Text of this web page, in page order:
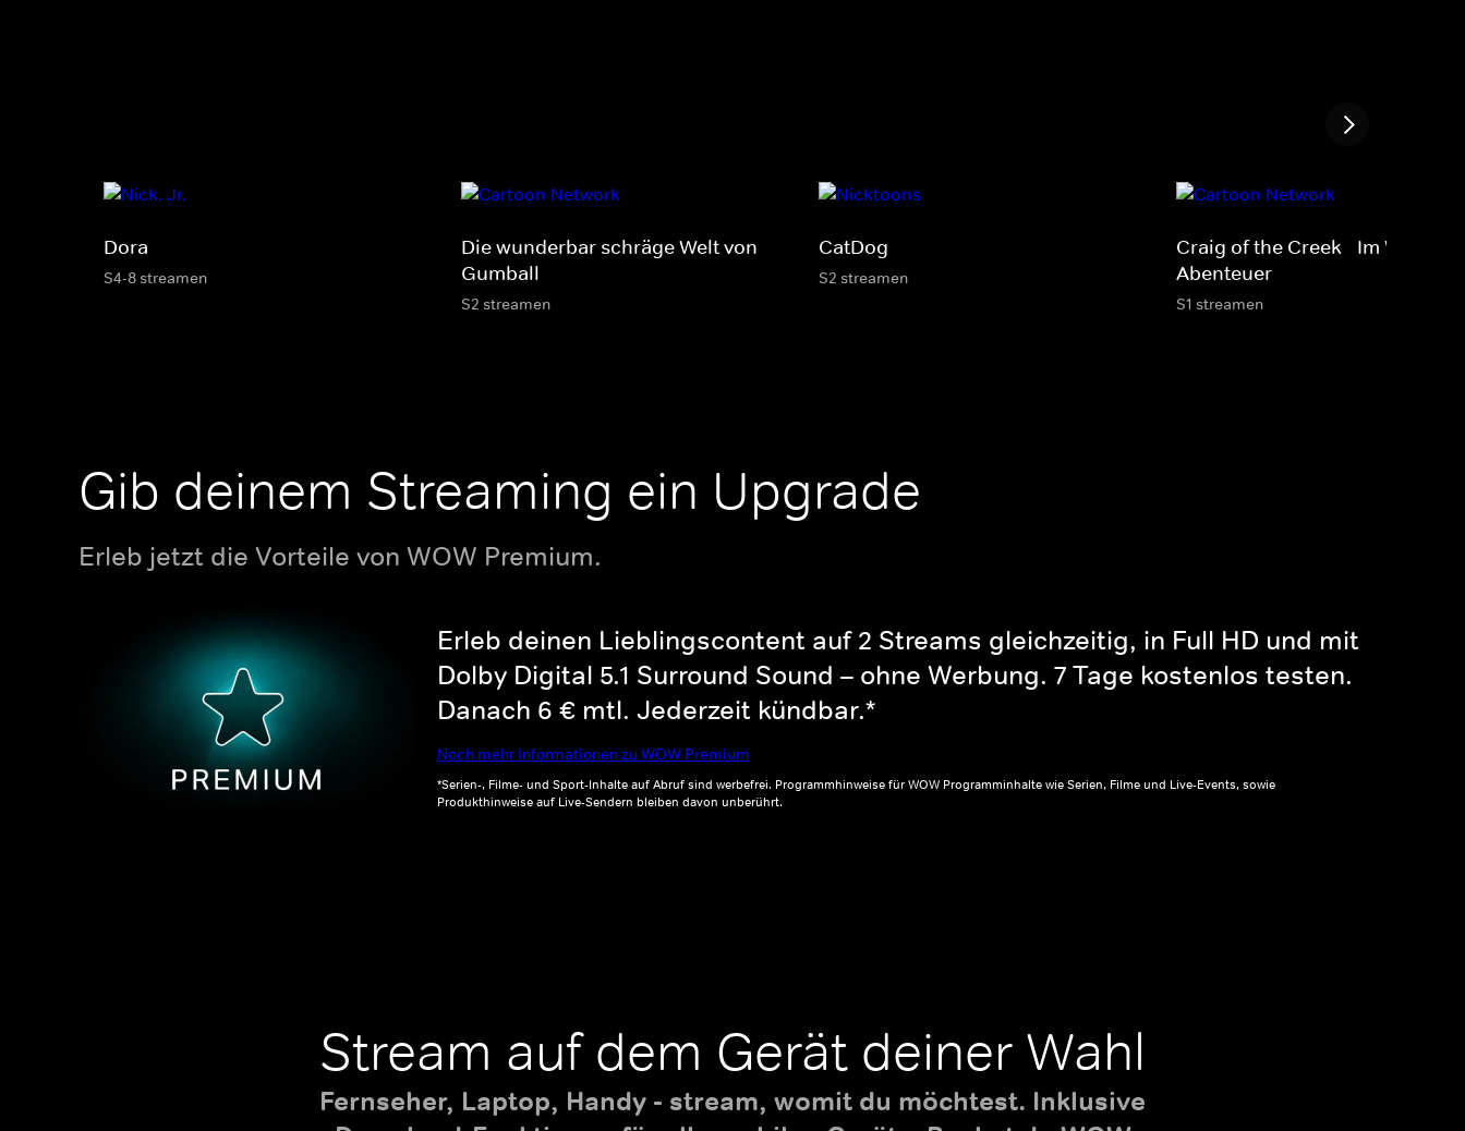
Dora
S4-8 streamen
Die wunderbar schräge Welt von
Gumball
S2 streamen
CatDog
S2 streamen
Craig of the Creek - Im Wald der
Abenteuer
S1 streamen
Gib deinem Streaming ein Upgrade
Erleb jetzt die Vorteile von WOW Premium.
Erleb deinen Lieblingscontent auf 2 Streams gleichzeitig, in Full HD und mit
Dolby Digital 5.1 Surround Sound – ohne Werbung. 7 Tage kostenlos testen.
Danach 6 € mtl. Jederzeit kündbar.*
Noch mehr Informationen zu WOW Premium
*Serien-, Filme- und Sport-Inhalte auf Abruf sind werbefrei. Programmhinweise für WOW Programminhalte wie Serien, Filme und Live-Events, sowie
Produkthinweise auf Live-Sendern bleiben davon unberührt.
Stream auf dem Gerät deiner Wahl
Fernseher, Laptop, Handy - stream, womit du möchtest. Inklusive